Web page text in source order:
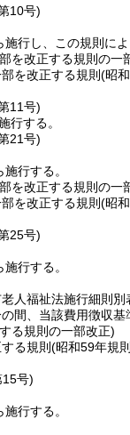
10号)
行し、この規則に
を改正する規則の一
を改正する規則 (昭
11号)
行する。
21号)
行する。
を改正する規則の一
を改正する規則 (昭
25号)
行する。
人福祉法施行細則
間、当該費用徴収基
る規則の一部改正)
る規則 (昭和59年規
号)
行する。